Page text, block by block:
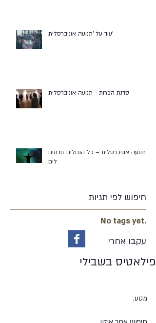
עוד על 'תנועה אוניברסלית'
סדנת הכרות - תנועה אוניברסלית
תנועה אוניברסלית – כל הנחלים זורמים
לים
חיפוש לפי תגיות
No tags yet.
עקבו אחרי
פילאטיס בשבילי
מסע.